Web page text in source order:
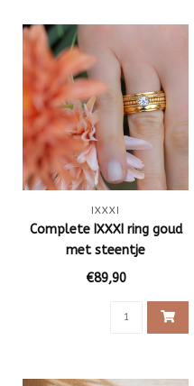
IXXXI
Complete IXXXI ring goud
met steentje
€89,90